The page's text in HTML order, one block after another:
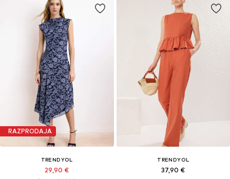
RAZPRODAJA
TRENDYOL
29,90 €
TRENDYOL
37,90 €